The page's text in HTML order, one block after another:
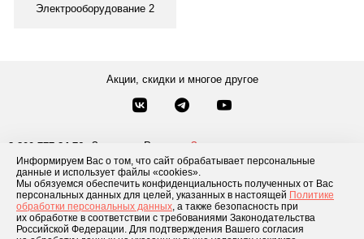
Информируем Вас о том, что сайт обрабатывает персональные
данные и использует файлы «cookies».
Мы обязуемся обеспечить конфиденциальность полученных от Вас
персональных данных для целей, указанных в настоящей Политике
обработки персональных данных, а также безопасность при
их обработке в соответствии с требованиями Законодательства
Российской Федерации. Для подтверждения Вашего согласия
Электрооборудование 2
Акции, скидки и многое другое
8-800-777-84-76 Звонки по России
Заказать звонок
8 495 181-69-06
Москва
Каталог товаров О компании Доставка и оплата Блог
Условия рассрочки
Контакты